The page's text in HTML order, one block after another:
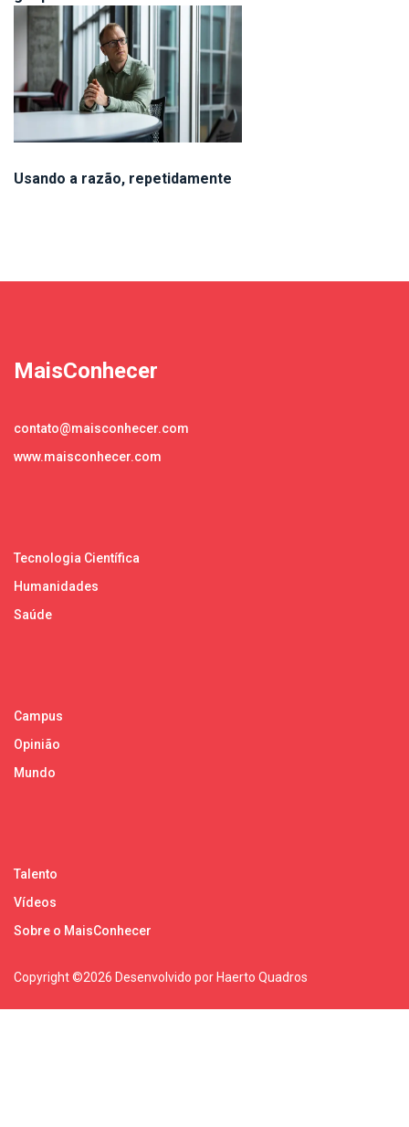
Usando a razão, repetidamente
MaisConhecer
contato@maisconhecer.com
www.maisconhecer.com
Tecnologia Científica
Humanidades
Saúde
Campus
Opinião
Mundo
Talento
Vídeos
Sobre o MaisConhecer
Copyright ©2026 Desenvolvido por Haerto Quadros